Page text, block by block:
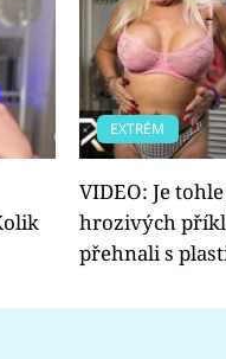
EXTRÉM
VIDEO: Je
hrozivých
přehnali s